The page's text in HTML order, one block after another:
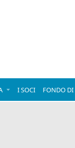
I SOCI FONDO DI